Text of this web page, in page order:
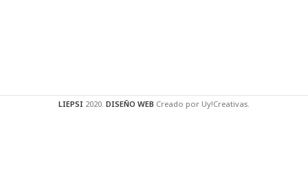
LIEPSI 2020. DISEÑO WEB Creado por Uy!Creativas.